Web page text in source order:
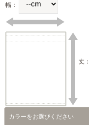
幅：
丈：
カラーをお選びください